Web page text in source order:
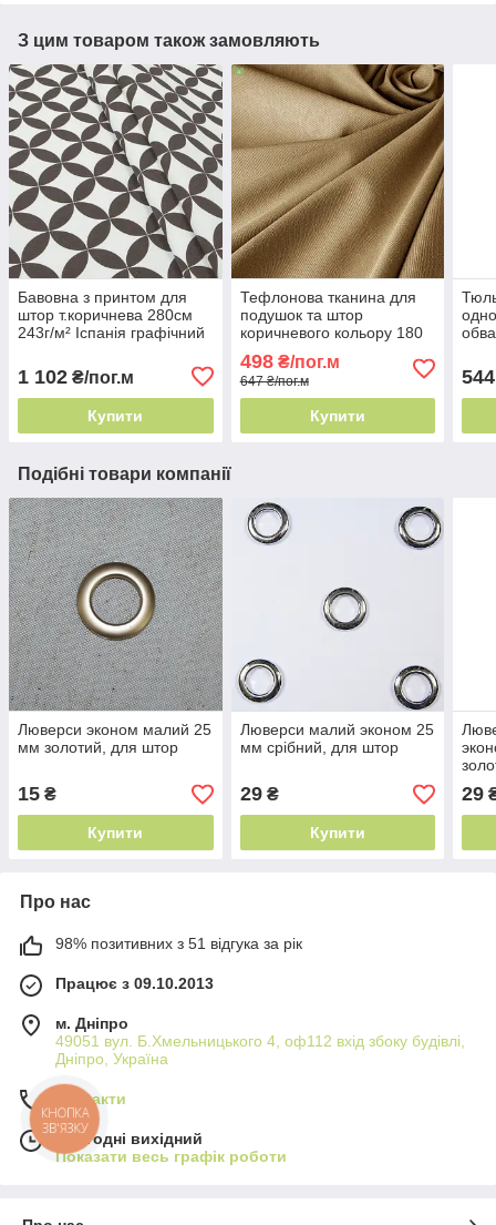
З цим товаром також замовляють
Бавовна з принтом для
штор т.коричнева 280см
243г/м² Іспанія графічний
1 102 ₴/пог.м
Купити
Тефлонова тканина для
подушок та штор
коричневого кольору 180
прання
498₴/пог.м
647 ₴/пог.м
Купити
544
Подібні товари компанії
Люверси эконом малий 25
мм золотий, для штор
15 ₴
Купити
Люверси малий эконом 25
мм срібний, для штор
29₴
Купити
29
Про нас
98% позитивних з 51 відгука за рік
Працює з 09.10.2013
м. Дніпро
49051 вул. Б.Хмельницького 4, оф112 вхід збоку будівлі,
Дніпро, Україна
Контакти
Сьогодні вихідний
Показати весь графік роботи
КНОПКА
ЗВ'ЯЗКУ